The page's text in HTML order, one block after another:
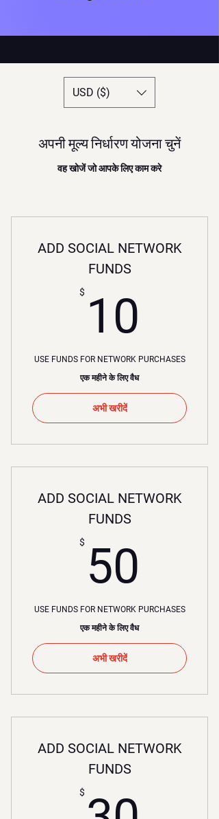
USD ($)
अपनी मूल्य निर्धारण योजना चुनें
वह खोजें जो आपके लिए काम करे
ADD SOCIAL NETWORK
FUNDS
$ 10
USE FUNDS FOR NETWORK PURCHASES
एक महीने के लिए वैध
अभी खरीदें
ADD SOCIAL NETWORK
FUNDS
$ 50
USE FUNDS FOR NETWORK PURCHASES
एक महीने के लिए वैध
अभी खरीदें
ADD SOCIAL NETWORK
FUNDS
$